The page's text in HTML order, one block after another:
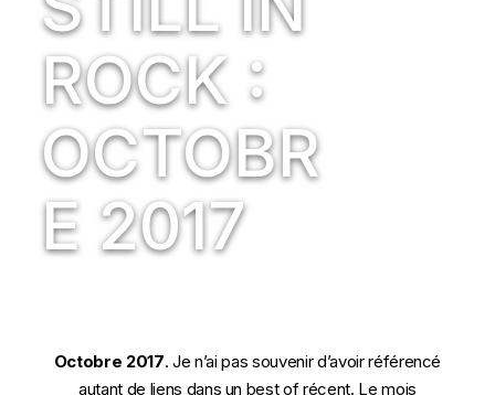
ROCK :
OCTOBR
E 2017
Octobre 2017. Je n’ai pas souvenir d’avoir référencé
autant de liens dans un best of récent. Le mois